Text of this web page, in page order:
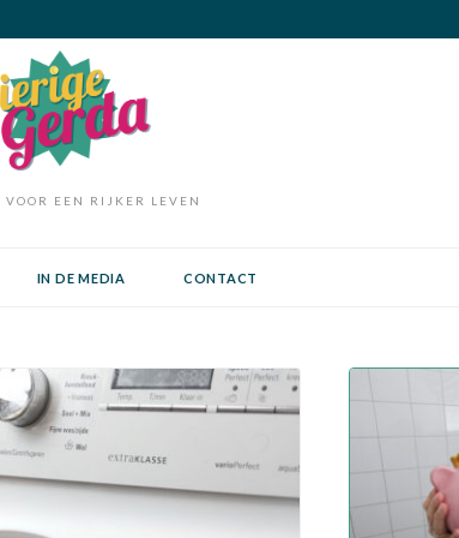
VOOR EEN RIJKER LEVEN
IN DE MEDIA CONTACT